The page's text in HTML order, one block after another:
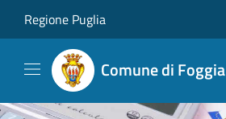
Regione Puglia
Comune di Foggia